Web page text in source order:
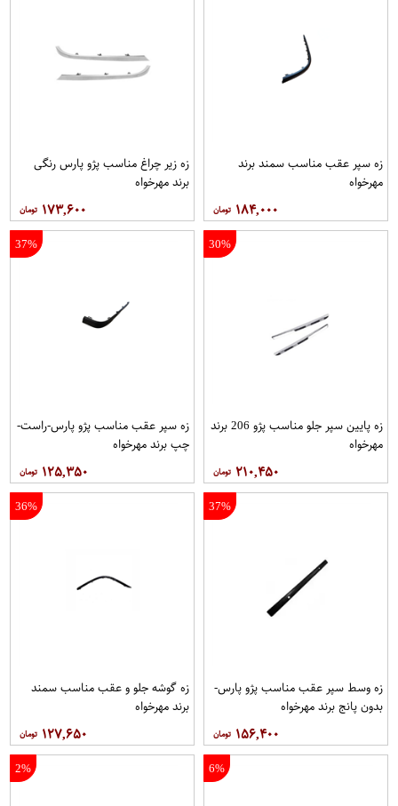
زه سپر عقب مناسب سمند برند
مهرخواه
۱۸۴,۰۰۰
زه زیر چراغ مناسب پژو پارس رنگی
برند مهرخواه
۱۷۳,۶۰۰
30%
زه پایین سپر جلو مناسب پژو 206 برند
مهرخواه
۲۱۰,۴۵۰
37%
زه سپر عقب مناسب پژو پارس-راست-
چپ برند مهرخواه
۱۲۵,۳۵۰
37%
زه وسط سپر عقب مناسب پژو پارس-
بدون پانج برند مهرخواه
۱۵۶,۴۰۰
36%
زه گوشه جلو و عقب مناسب سمند
برند مهرخواه
۱۲۷,۶۵۰
6%
2%